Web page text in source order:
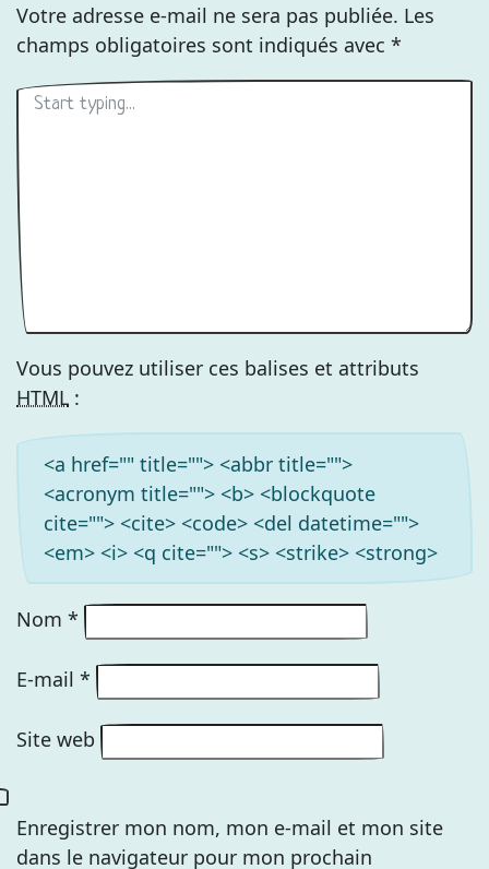
Votre adresse e-mail ne sera pas publiée. Les
champs obligatoires sont indiqués avec *
Vous pouvez utiliser ces balises et attributs
HTML :
<a href="" title=""> <abbr title="">
<acronym title=""> <b> <blockquote
cite=""> <cite> <code> <del datetime="">
<em> <i> <q cite=""> <s> <strike> <strong>
Nom *
E-mail *
Site web
Enregistrer mon nom, mon e-mail et mon site
dans le navigateur pour mon prochain